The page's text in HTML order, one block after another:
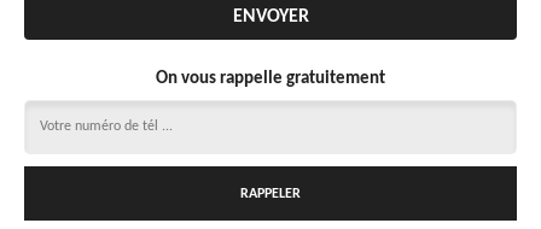
On vous rappelle gratuitement